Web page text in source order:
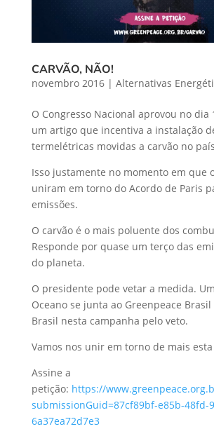
CARVÃO, NÃO!
novembro 2016| Alternativas
O Congresso Nacional aprovou no
um artigo que incentiva a instalação
termelétricas movidas a carvão no
Isso justamente no momento em que
uniram em torno do Acordo de Paris
emissões.
O carvão é o mais poluente dos
Responde por quase um terço das
do planeta.
O presidente pode vetar a medida.
Oceano se junta ao Greenpeace Brasil
Brasil nesta campanha pelo veto.
Vamos nos unir em torno de mais esta
Assine a
petição: https://
submissionGuid=87cf89bf-e85b-48fd-
6a37ea72d7e3